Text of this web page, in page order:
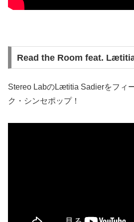
Read the Room feat.
Stereo LabのLætitia Sadierをフィ
ク・シンセポップ！